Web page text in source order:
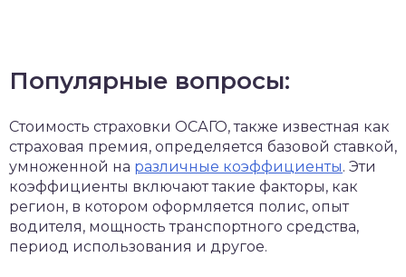
Популярные вопросы:
Стоимость страховки ОСАГО, также известная как
страховая премия, определяется базовой ставкой,
умноженной на различные коэффициенты. Эти
коэффициенты включают такие факторы, как
регион, в котором оформляется полис, опыт
водителя, мощность транспортного средства,
период использования и другое.